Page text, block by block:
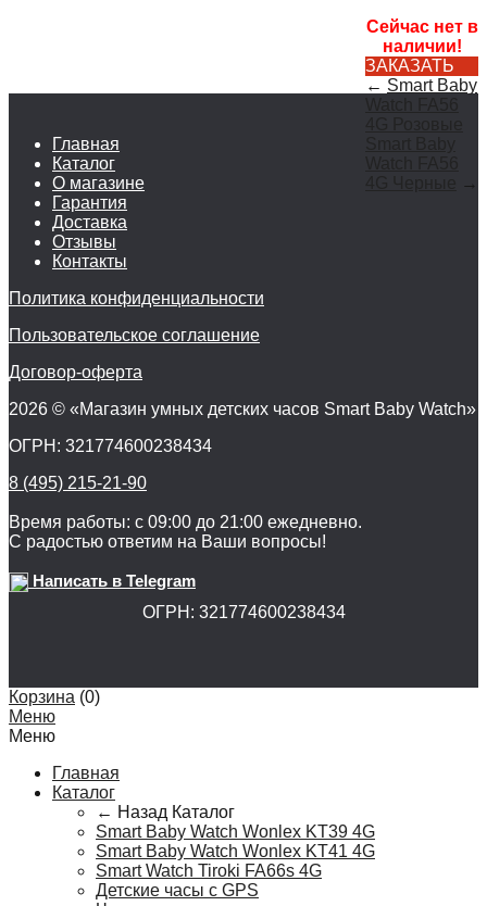
Сейчас нет в
наличии!
ЗАКАЗАТЬ
← Smart Baby
→
Главная
Каталог
О магазине
Гарантия
Доставка
Отзывы
Контакты
Политика конфиденциальности
Пользовательское соглашение
Договор-оферта
2026 © «Магазин умных детских часов Smart Baby Watch»
ОГРН: 321774600238434
8 (495) 215-21-90
Время работы: с 09:00 до 21:00 ежедневно.
С радостью ответим на Ваши вопросы!
Написать в Telegram
ОГРН: 321774600238434
Корзина (0)
Меню
Меню
Главная
Каталог
← Назад Каталог
Smart Baby Watch Wonlex KT39 4G
Smart Baby Watch Wonlex KT41 4G
Smart Watch Tiroki FA66s 4G
Детские часы с GPS